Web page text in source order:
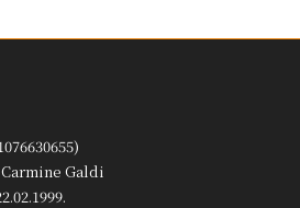
Galdi